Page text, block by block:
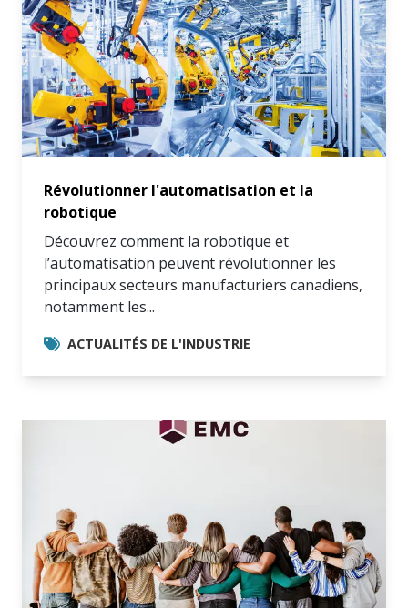
Révolutionner l'automatisation et la
robotique
Découvrez comment la robotique et
l’automatisation peuvent révolutionner les
principaux secteurs manufacturiers canadiens,
notamment les...
ACTUALITÉS DE L'INDUSTRIE